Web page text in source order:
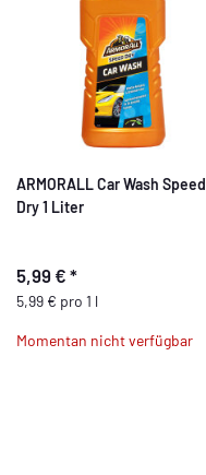
ARMORALL Car Wash Speed
Dry 1 Liter
5,99 € *
5,99 € pro 1 l
Momentan nicht verfügbar